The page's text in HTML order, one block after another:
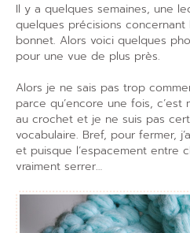
Il y a quelques semaines, une
quelques précisions
bonnet. Alors voici quelques
pour une vue de plus près.
Alors je ne sais pas trop
parce qu’encore une fois, c’est
au crochet et je ne suis pas
vocabulaire. Bref, pour fermer,
et puisque l’espacement entre
vraiment serrer…